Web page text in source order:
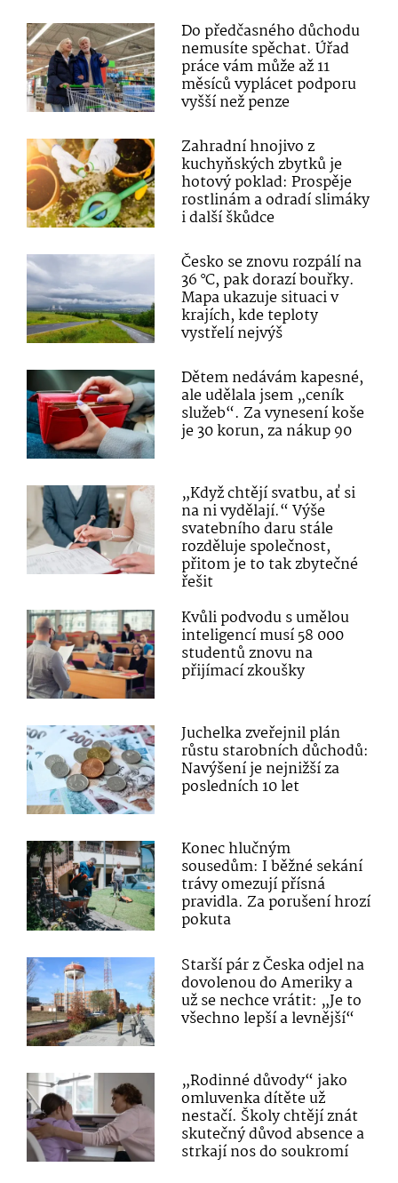
Do předčasného důchodu
nemusíte spěchat. Úřad
práce vám může až 11
měsíců vyplácet podporu
vyšší než penze
Zahradní hnojivo z
kuchyňských zbytků je
hotový poklad: Prospěje
rostlinám a odradí slimáky
i další škůdce
Česko se znovu rozpálí na
36 °C, pak dorazí bouřky.
Mapa ukazuje situaci v
krajích, kde teploty
vystřelí nejvýš
Dětem nedávám kapesné,
ale udělala jsem „ceník
služeb“. Za vynesení koše
je 30 korun, za nákup 90
„Když chtějí svatbu, ať si
na ni vydělají.“ Výše
svatebního daru stále
rozděluje společnost,
přitom je to tak zbytečné
řešit
Kvůli podvodu s umělou
inteligencí musí 58 000
studentů znovu na
přijímací zkoušky
Juchelka zveřejnil plán
růstu starobních důchodů:
Navýšení je nejnižší za
posledních 10 let
Konec hlučným
sousedům: I běžné sekání
trávy omezují přísná
pravidla. Za porušení hrozí
pokuta
Starší pár z Česka odjel na
dovolenou do Ameriky a
už se nechce vrátit: „Je to
všechno lepší a levnější“
„Rodinné důvody“ jako
omluvenka dítěte už
nestačí. Školy chtějí znát
skutečný důvod absence a
strkají nos do soukromí